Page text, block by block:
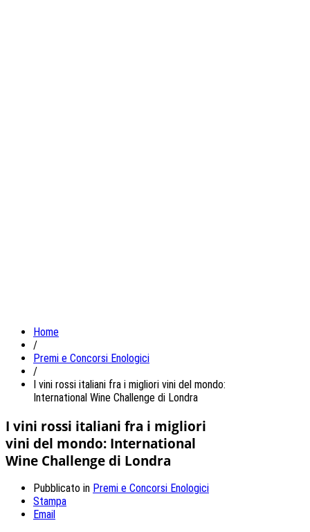
Home
/
Premi e Concorsi Enologici
/
I vini rossi italiani fra i migliori vini del mondo:
International Wine Challenge di Londra
I vini rossi italiani fra i migliori
vini del mondo: International
Wine Challenge di Londra
Pubblicato in Premi e Concorsi Enologici
Stampa
Email